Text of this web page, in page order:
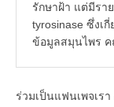
รักษาฝ้า แต่มีรา
tyrosinase ซึ่งเ
ข้อมูลสมุนไพร
ร่วมเป็นแฟนเพจเร